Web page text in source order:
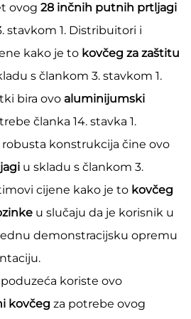
ovog 28 inčnih putnih prtljagi
stavkom 1. Distribuitori i
kako je to kovčeg za zaštitu
s člankom 3. stavkom 1.
bira ovo aluminijumski
članka 14. stavka 1.
konstrukcija čine ovo
u skladu s člankom 3.
cijene kako je to kovčeg
u slučaju da je korisnik u
demonstracijsku opremu
koriste ovo
kovčeg za potrebe ovog